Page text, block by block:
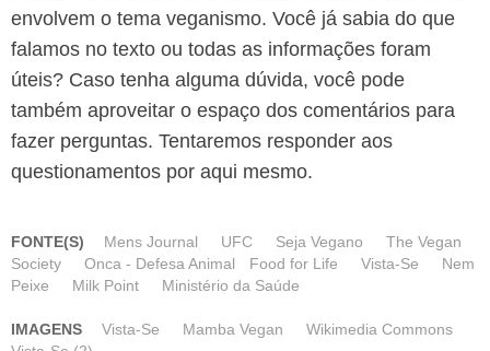
envolvem o tema veganismo. Você já sabia do que
falamos no texto ou todas as informações foram
úteis? Caso tenha alguma dúvida, você pode
também aproveitar o espaço dos comentários para
fazer perguntas. Tentaremos responder aos
questionamentos por aqui mesmo.
FONTE(S) Mens Journal UFC Seja Vegano
The Vegan
Society
Onca - Defesa Animal Food for Life Vista-Se
Nem
Peixe
Milk Point Ministério da Saúde
IMAGENS Vista-Se Mamba Vegan
Wikimedia Commons